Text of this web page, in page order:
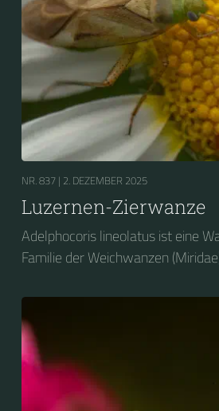
NR. 837 | 2. DEZEMBER 2025
Luzernen-Zierwanze
Adelphocoris lineolatus ist eine
Familie der Weichwanzen